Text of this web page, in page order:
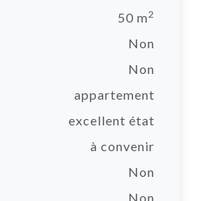
50 m2
Non
Non
appartement
excellent état
à convenir
Non
Non